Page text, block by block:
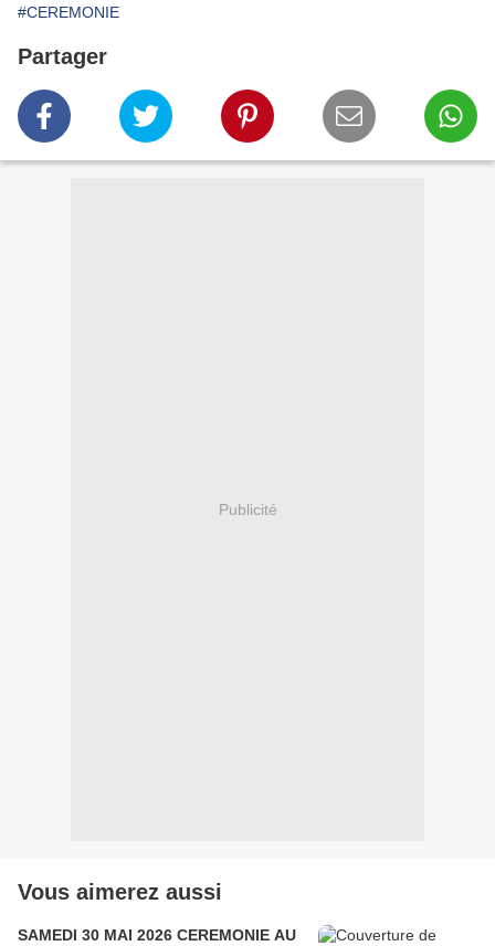
#CEREMONIE
Partager
Publicité
Vous aimerez aussi
SAMEDI 30 MAI 2026 CEREMONIE AU